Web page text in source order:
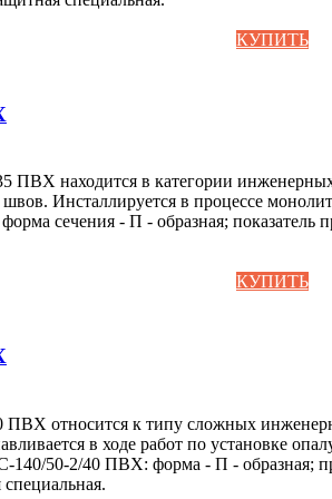
КУПИТЬ
ПВХ находится в категории
Инсталлируется в процессе
сечения - П - образная; показатель
КУПИТЬ
относится к типу сложных
в ходе работ по установке
140/50-2/40 ПВХ: форма - П - образная;